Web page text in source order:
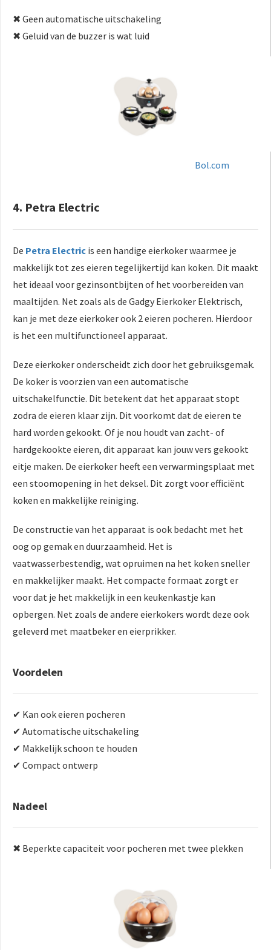
✖ Geen automatische uitschakeling
✖ Geluid van de buzzer is wat luid
Bol.com
4. Petra Electric
De Petra Electric is een handige eierkoker waarmee je
makkelijk tot zes eieren tegelijkertijd kan koken. Dit maakt
het ideaal voor gezinsontbijten of het voorbereiden van
maaltijden. Net zoals als de Gadgy Eierkoker Elektrisch,
kan je met deze eierkoker ook 2 eieren pocheren. Hierdoor
is het een multifunctioneel apparaat.
Deze eierkoker onderscheidt zich door het gebruiksgemak.
De koker is voorzien van een automatische
uitschakelfunctie. Dit betekent dat het apparaat stopt
zodra de eieren klaar zijn. Dit voorkomt dat de eieren te
hard worden gekookt. Of je nou houdt van zacht- of
hardgekookte eieren, dit apparaat kan jouw vers gekookt
eitje maken. De eierkoker heeft een verwarmingsplaat met
een stoomopening in het deksel. Dit zorgt voor efficiënt
koken en makkelijke reiniging.
De constructie van het apparaat is ook bedacht met het
oog op gemak en duurzaamheid. Het is
vaatwasserbestendig, wat opruimen na het koken sneller
en makkelijker maakt. Het compacte formaat zorgt er
voor dat je het makkelijk in een keukenkastje kan
opbergen. Net zoals de andere eierkokers wordt deze ook
geleverd met maatbeker en eierprikker.
Voordelen
✔ Kan ook eieren pocheren
✔ Automatische uitschakeling
✔ Makkelijk schoon te houden
✔ Compact ontwerp
Nadeel
✖ Beperkte capaciteit voor pocheren met twee plekken